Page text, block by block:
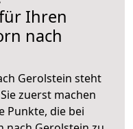
Ihren
nach
Gerolstein steht
zuerst machen
Punkte, die bei